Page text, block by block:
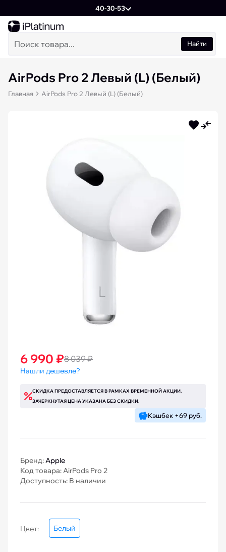
40-30-53
Найти
AirPods Pro 2 Левый (L) (Белый)
Главная AirPods Pro 2 Левый (L) (Белый)
6 990 ₽8 039 ₽
Нашли дешевле?
СКИДКА ПРЕДОСТАВЛЯЕТСЯ В РАМКАХ ВРЕМЕННОЙ АКЦИИ.
ЗАЧЕРКНУТАЯ ЦЕНА УКАЗАНА БЕЗ СКИДКИ.
Кэшбек +69 руб.
Бренд:Apple
Код товара: AirPods Pro 2
Доступность: В наличии
Цвет: Белый